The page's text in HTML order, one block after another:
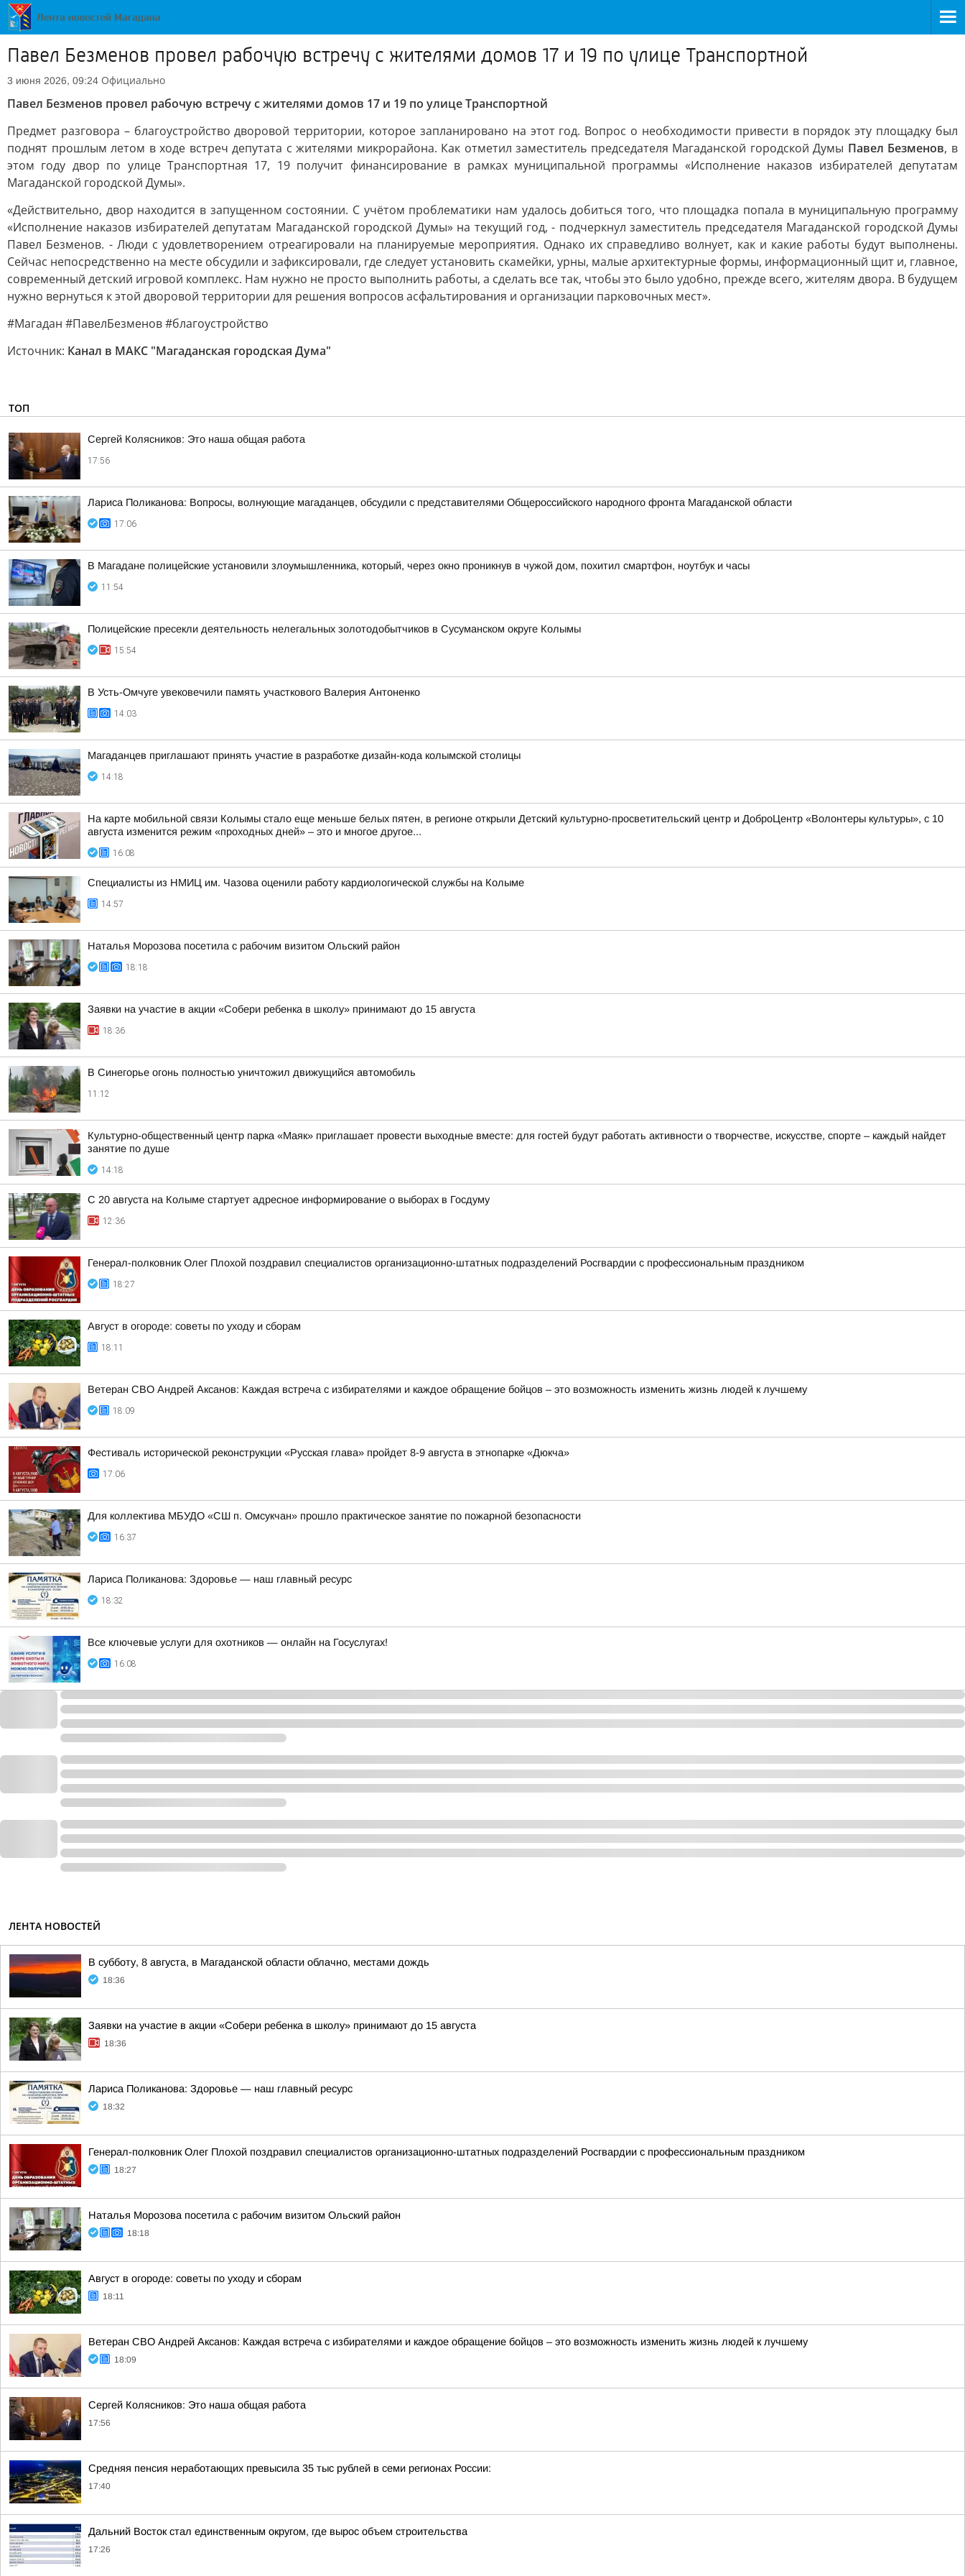
Павел Безменов провел рабочую встречу с жителями домов 17 и 19 по улице Транспортной
3 июня 2026, 09:24 Официально
Павел Безменов провел рабочую встречу с жителями домов 17 и 19 по улице Транспортной
Предмет разговора – благоустройство дворовой территории, которое запланировано на этот год. Вопрос о необходимости привести в порядок эту площадку был
поднят прошлым летом в ходе встреч депутата с жителями микрорайона. Как отметил заместитель председателя Магаданской городской Думы Павел Безменов, в
этом году двор по улице Транспортная 17, 19 получит финансирование в рамках муниципальной программы «Исполнение наказов избирателей депутатам
Магаданской городской Думы».
«Действительно, двор находится в запущенном состоянии. С учётом проблематики нам удалось добиться того, что площадка попала в муниципальную программу
«Исполнение наказов избирателей депутатам Магаданской городской Думы» на текущий год, - подчеркнул заместитель председателя Магаданской городской Думы
Павел Безменов. - Люди с удовлетворением отреагировали на планируемые мероприятия. Однако их справедливо волнует, как и какие работы будут выполнены.
Сейчас непосредственно на месте обсудили и зафиксировали, где следует установить скамейки, урны, малые архитектурные формы, информационный щит и, главное,
современный детский игровой комплекс. Нам нужно не просто выполнить работы, а сделать все так, чтобы это было удобно, прежде всего, жителям двора. В будущем
нужно вернуться к этой дворовой территории для решения вопросов асфальтирования и организации парковочных мест».
#Магадан #ПавелБезменов #благоустройство
Источник: Канал в МАКС "Магаданская городская Дума"
ТОП
Сергей Колясников: Это наша общая работа
17:56
Лариса Поликанова: Вопросы, волнующие магаданцев, обсудили с представителями Общероссийского народного фронта Магаданской области
17:06
В Магадане полицейские установили злоумышленника, который, через окно проникнув в чужой дом, похитил смартфон, ноутбук и часы
11:54
Полицейские пресекли деятельность нелегальных золотодобытчиков в Сусуманском округе Колымы
15:54
В Усть-Омчуге увековечили память участкового Валерия Антоненко
14:03
Магаданцев приглашают принять участие в разработке дизайн-кода колымской столицы
14:18
На карте мобильной связи Колымы стало еще меньше белых пятен, в регионе открыли Детский культурно-просветительский центр и ДоброЦентр «Волонтеры культуры», с 10
августа изменится режим «проходных дней» – это и многое другое...
16:08
Специалисты из НМИЦ им. Чазова оценили работу кардиологической службы на Колыме
14:57
Наталья Морозова посетила с рабочим визитом Ольский район
18:18
Заявки на участие в акции «Собери ребенка в школу» принимают до 15 августа
18:36
В Синегорье огонь полностью уничтожил движущийся автомобиль
11:12
Культурно-общественный центр парка «Маяк» приглашает провести выходные вместе: для гостей будут работать активности о творчестве, искусстве, спорте – каждый найдет
занятие по душе
14:18
С 20 августа на Колыме стартует адресное информирование о выборах в Госдуму
12:36
Генерал-полковник Олег Плохой поздравил специалистов организационно-штатных подразделений Росгвардии с профессиональным праздником
18:27
Август в огороде: советы по уходу и сборам
18:11
Ветеран СВО Андрей Аксанов: Каждая встреча с избирателями и каждое обращение бойцов – это возможность изменить жизнь людей к лучшему
18:09
Фестиваль исторической реконструкции «Русская глава» пройдет 8-9 августа в этнопарке «Дюкча»
17:06
Для коллектива МБУДО «СШ п. Омсукчан» прошло практическое занятие по пожарной безопасности
16:37
Лариса Поликанова: Здоровье — наш главный ресурс
18:32
Все ключевые услуги для охотников — онлайн на Госуслугах!
16:08
ЛЕНТА НОВОСТЕЙ
В субботу, 8 августа, в Магаданской области облачно, местами дождь
18:36
Заявки на участие в акции «Собери ребенка в школу» принимают до 15 августа
18:36
Лариса Поликанова: Здоровье — наш главный ресурс
18:32
Генерал-полковник Олег Плохой поздравил специалистов организационно-штатных подразделений Росгвардии с профессиональным праздником
18:27
Наталья Морозова посетила с рабочим визитом Ольский район
18:18
Август в огороде: советы по уходу и сборам
18:11
Ветеран СВО Андрей Аксанов: Каждая встреча с избирателями и каждое обращение бойцов – это возможность изменить жизнь людей к лучшему
18:09
Сергей Колясников: Это наша общая работа
17:56
Средняя пенсия неработающих превысила 35 тыс рублей в семи регионах России:
17:40
Дальний Восток стал единственным округом, где вырос объем строительства
17:26